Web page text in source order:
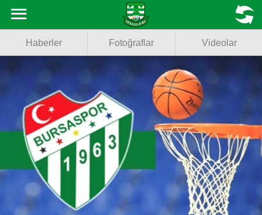
Fotoğraflar
Videolar
Basketbol
Voleybol
Puan Durumu
Fikstür
MENU
Haberler Fotoğraflar Videolar